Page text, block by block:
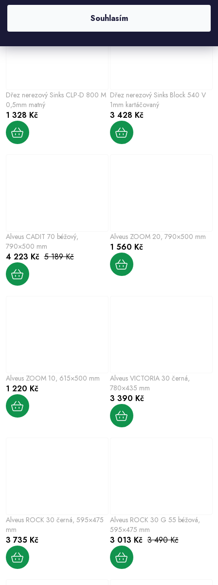
Souhlasím
Dřez nerezový Sinks CLP-D 800 M
0,5mm matný
1 328 Kč
Dřez nerezový Sinks Block 540 V
1mm kartáčovaný
3 428 Kč
Alveus CADIT 70 béžový,
790×500 mm
4 223 Kč 5 189 Kč
Alveus ZOOM 20, 790×500 mm
1 560 Kč
Alveus ZOOM 10, 615×500 mm
1 220 Kč
Alveus VICTORIA 30 černá,
780×435 mm
3 390 Kč
Alveus ROCK 30 černá, 595×475
mm
3 735 Kč
Alveus ROCK 30 G 55 béžová,
595×475 mm
3 013 Kč 3 490 Kč